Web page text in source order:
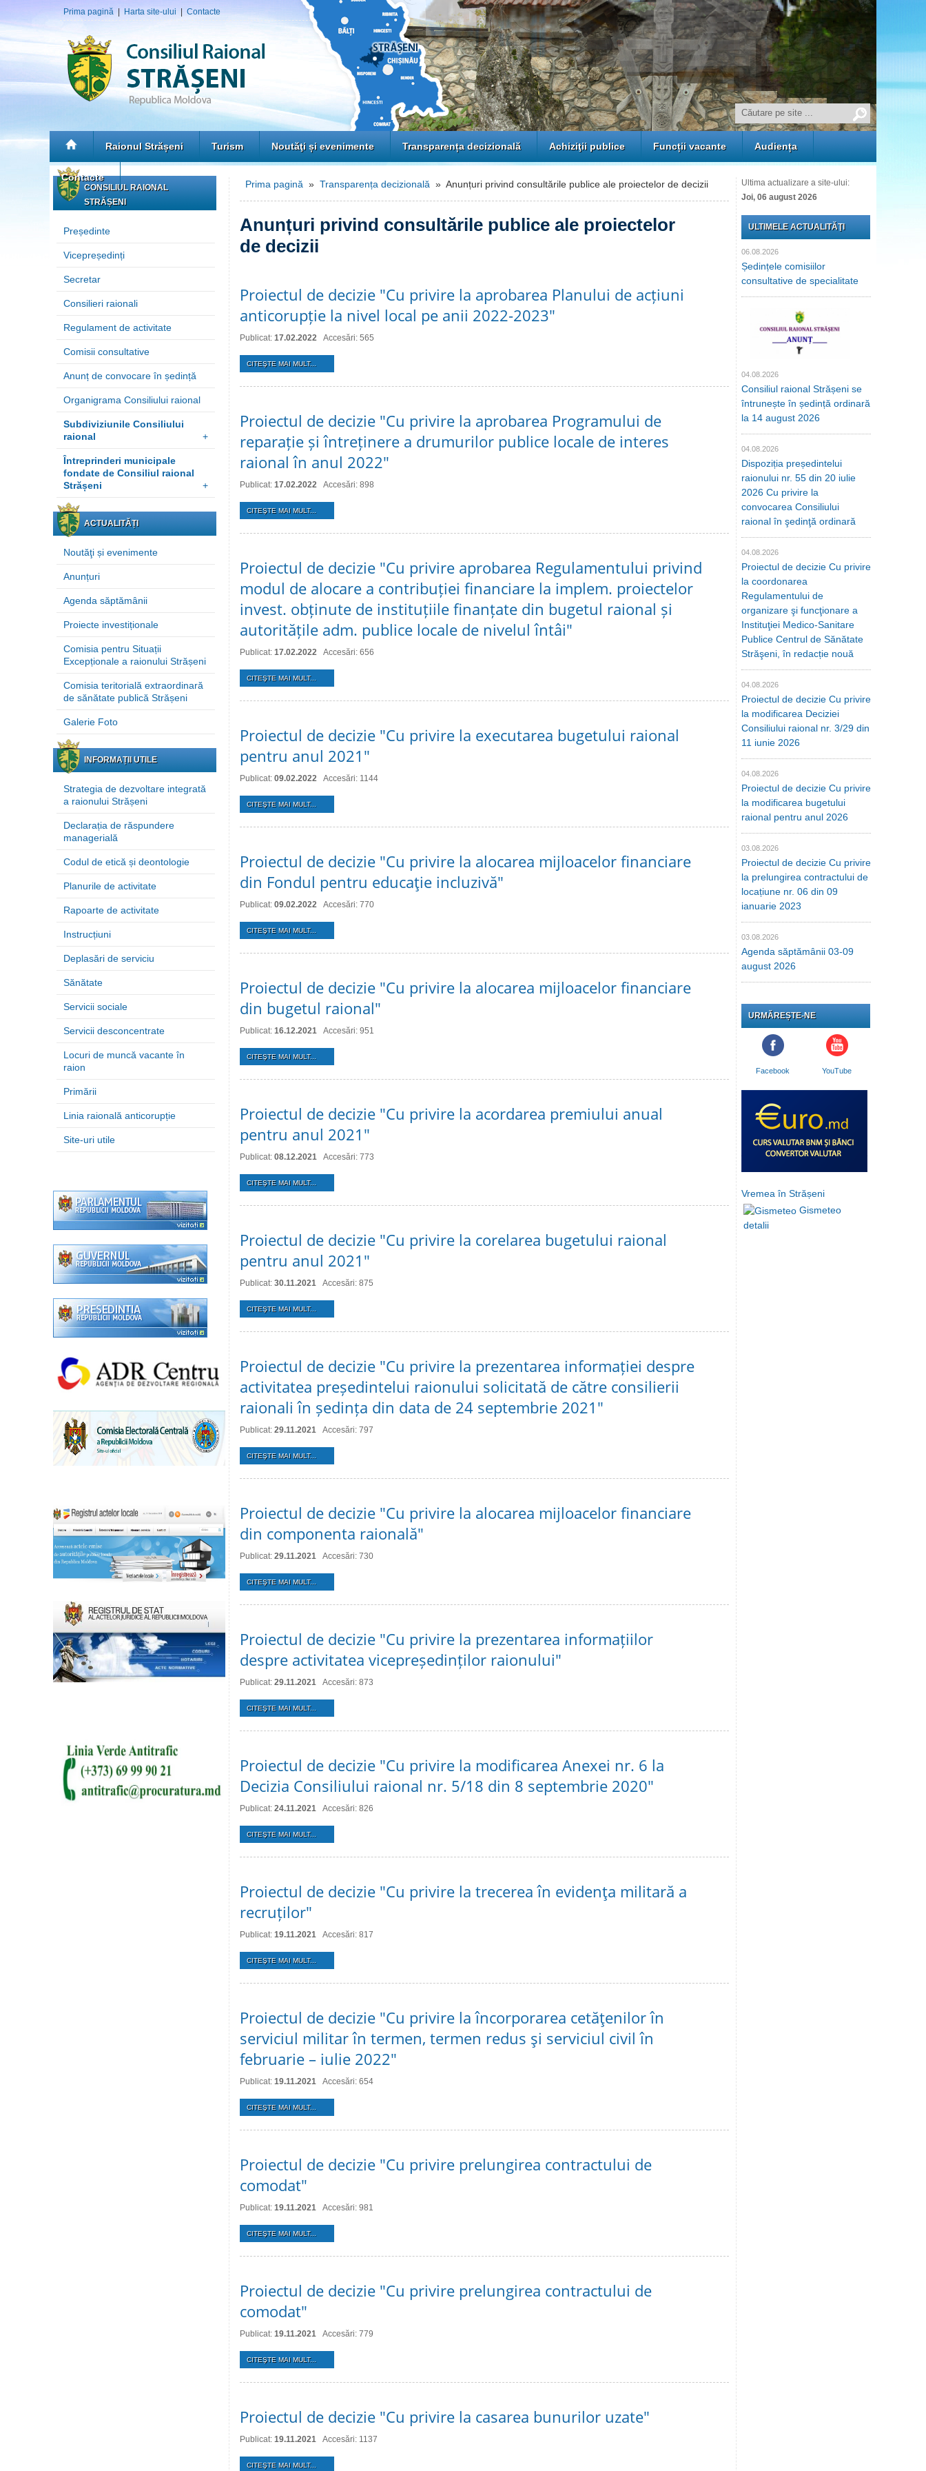
Prima pagină Harta site-ului Contacte
Raionul Strășeni Turism Noutăţi și evenimente Transparența decizională Achiziţii publice Funcții vacante Audiența
Contacte
CONSILIUL RAIONAL
STRĂȘENI
Președinte
Vicepreședinți
Secretar
Consilieri raionali
Regulament de activitate
Comisii consultative
Anunț de convocare în ședință
Organigrama Consiliului raional
Subdiviziunile Consiliului
raional
+
Întreprinderi municipale
fondate de Consiliul raional
Strășeni
+
ACTUALITĂȚI
Noutăţi și evenimente
Anunțuri
Agenda săptămânii
Proiecte investiționale
Comisia pentru Situații
Excepționale a raionului Strășeni
Comisia teritorială extraordinară
de sănătate publică Strășeni
Galerie Foto
INFORMAȚII UTILE
Strategia de dezvoltare integrată
a raionului Strășeni
Declarația de răspundere
managerială
Codul de etică și deontologie
Planurile de activitate
Rapoarte de activitate
Instrucțiuni
Deplasări de serviciu
Sănătate
Servicii sociale
Servicii desconcentrate
Locuri de muncă vacante în
raion
Primării
Linia raională anticorupție
Site-uri utile
Prima pagină » Transparența decizională » Anunțuri privind consultările publice ale proiectelor de decizii
Anunțuri privind consultările publice ale proiectelor
de decizii
Proiectul de decizie "Cu privire la aprobarea Planului de acțiuni
anticorupție la nivel local pe anii 2022-2023"
Publicat: 17.02.2022 Accesări: 565
CITEŞTE MAI MULT...
Proiectul de decizie "Cu privire la aprobarea Programului de
reparație și întreținere a drumurilor publice locale de interes
raional în anul 2022"
Publicat: 17.02.2022 Accesări: 898
CITEŞTE MAI MULT...
Proiectul de decizie "Cu privire aprobarea Regulamentului privind
modul de alocare a contribuției financiare la implem. proiectelor
invest. obținute de instituțiile finanțate din bugetul raional și
autoritățile adm. publice locale de nivelul întâi"
Publicat: 17.02.2022 Accesări: 656
CITEŞTE MAI MULT...
Proiectul de decizie "Cu privire la executarea bugetului raional
pentru anul 2021"
Publicat: 09.02.2022 Accesări: 1144
CITEŞTE MAI MULT...
Proiectul de decizie "Cu privire la alocarea mijloacelor financiare
din Fondul pentru educaţie incluzivă"
Publicat: 09.02.2022 Accesări: 770
CITEŞTE MAI MULT...
Proiectul de decizie "Cu privire la alocarea mijloacelor financiare
din bugetul raional"
Publicat: 16.12.2021 Accesări: 951
CITEŞTE MAI MULT...
Proiectul de decizie "Cu privire la acordarea premiului anual
pentru anul 2021"
Publicat: 08.12.2021 Accesări: 773
CITEŞTE MAI MULT...
Proiectul de decizie "Cu privire la corelarea bugetului raional
pentru anul 2021"
Publicat: 30.11.2021 Accesări: 875
CITEŞTE MAI MULT...
Proiectul de decizie "Cu privire la prezentarea informației despre
activitatea președintelui raionului solicitată de către consilierii
raionali în ședința din data de 24 septembrie 2021"
Publicat: 29.11.2021 Accesări: 797
CITEŞTE MAI MULT...
Proiectul de decizie "Cu privire la alocarea mijloacelor financiare
din componenta raională"
Publicat: 29.11.2021 Accesări: 730
CITEŞTE MAI MULT...
Proiectul de decizie "Cu privire la prezentarea informațiilor
despre activitatea vicepreședinților raionului"
Publicat: 29.11.2021 Accesări: 873
CITEŞTE MAI MULT...
Proiectul de decizie "Cu privire la modificarea Anexei nr. 6 la
Decizia Consiliului raional nr. 5/18 din 8 septembrie 2020"
Publicat: 24.11.2021 Accesări: 826
CITEŞTE MAI MULT...
Proiectul de decizie "Cu privire la trecerea în evidenţa militară a
recruților"
Publicat: 19.11.2021 Accesări: 817
CITEŞTE MAI MULT...
Proiectul de decizie "Cu privire la încorporarea cetăţenilor în
serviciul militar în termen, termen redus şi serviciul civil în
februarie – iulie 2022"
Publicat: 19.11.2021 Accesări: 654
CITEŞTE MAI MULT...
Proiectul de decizie "Cu privire prelungirea contractului de
comodat"
Publicat: 19.11.2021 Accesări: 981
CITEŞTE MAI MULT...
Proiectul de decizie "Cu privire prelungirea contractului de
comodat"
Publicat: 19.11.2021 Accesări: 779
CITEŞTE MAI MULT...
Proiectul de decizie "Cu privire la casarea bunurilor uzate"
Publicat: 19.11.2021 Accesări: 1137
CITEŞTE MAI MULT...
Ultima actualizare a site-ului:
Joi, 06 august 2026
ULTIMELE ACTUALITĂŢI
06.08.2026
Ședințele comisiilor
consultative de specialitate
04.08.2026
Consiliul raional Strășeni se
întrunește în ședință ordinară
la 14 august 2026
04.08.2026
Dispoziția președintelui
raionului nr. 55 din 20 iulie
2026 Cu privire la
convocarea Consiliului
raional în şedinţă ordinară
04.08.2026
Proiectul de decizie Cu privire
la coordonarea
Regulamentului de
organizare şi funcţionare a
Instituţiei Medico-Sanitare
Publice Centrul de Sănătate
Străşeni, în redacție nouă
04.08.2026
Proiectul de decizie Cu privire
la modificarea Deciziei
Consiliului raional nr. 3/29 din
11 iunie 2026
04.08.2026
Proiectul de decizie Cu privire
la modificarea bugetului
raional pentru anul 2026
03.08.2026
Proiectul de decizie Cu privire
la prelungirea contractului de
locațiune nr. 06 din 09
ianuarie 2023
03.08.2026
Agenda săptămânii 03-09
august 2026
URMĂREȘTE-NE
Facebook YouTube
Vremea în Strășeni
Gismeteo
detalii